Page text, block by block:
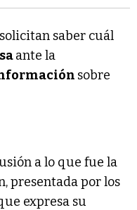
saber cuál
ante la
sobre
a lo que fue la
presentada por los
expresa su